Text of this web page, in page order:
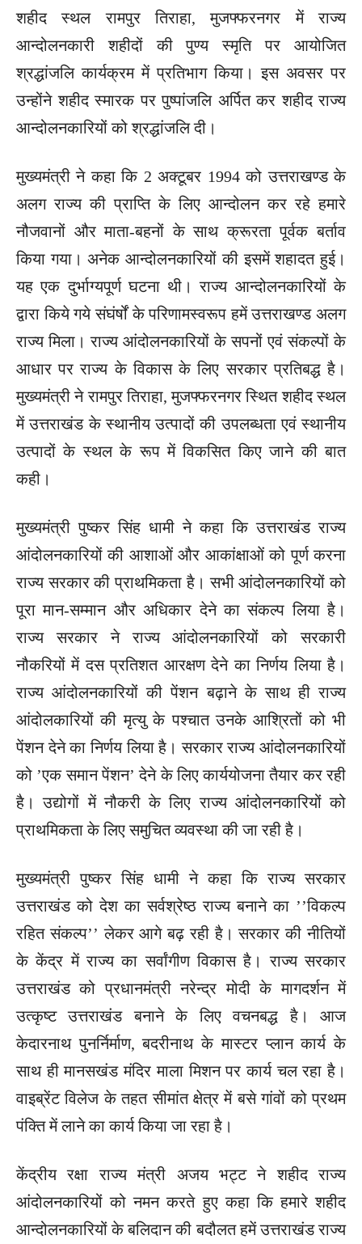
शहीद स्थल रामपुर तिराहा, मुजफ्फरनगर में राज्य
आन्दोलनकारी शहीदों की पुण्य स्मृति पर आयोजित
श्रद्धांजलि कार्यक्रम में प्रतिभाग किया। इस अवसर पर
उन्होंने शहीद स्मारक पर पुष्पांजलि अर्पित कर शहीद राज्य
आन्दोलनकारियों को श्रद्धांजलि दी।
मुख्यमंत्री ने कहा कि 2 अक्टूबर 1994 को उत्तराखण्ड के
अलग राज्य की प्राप्ति के लिए आन्दोलन कर रहे हमारे
नौजवानों और माता-बहनों के साथ क्रूरता पूर्वक बर्ताव
किया गया। अनेक आन्दोलनकारियों की इसमें शहादत हुई।
यह एक दुर्भाग्यपूर्ण घटना थी। राज्य आन्दोलनकारियों के
द्वारा किये गये संघंर्षों के परिणामस्वरूप हमें उत्तराखण्ड अलग
राज्य मिला। राज्य आंदोलनकारियों के सपनों एवं संकल्पों के
आधार पर राज्य के विकास के लिए सरकार प्रतिबद्ध है।
मुख्यमंत्री ने रामपुर तिराहा, मुजफ्फरनगर स्थित शहीद स्थल
में उत्तराखंड के स्थानीय उत्पादों की उपलब्धता एवं स्थानीय
उत्पादों के स्थल के रूप में विकसित किए जाने की बात
कही।
मुख्यमंत्री पुष्कर सिंह धामी ने कहा कि उत्तराखंड राज्य
आंदोलनकारियों की आशाओं और आकांक्षाओं को पूर्ण करना
राज्य सरकार की प्राथमिकता है। सभी आंदोलनकारियों को
पूरा मान-सम्मान और अधिकार देने का संकल्प लिया है।
राज्य सरकार ने राज्य आंदोलनकारियों को सरकारी
नौकरियों में दस प्रतिशत आरक्षण देने का निर्णय लिया है।
राज्य आंदोलनकारियों की पेंशन बढ़ाने के साथ ही राज्य
आंदोलकारियों की मृत्यु के पश्चात उनके आश्रितों को भी
पेंशन देने का निर्णय लिया है। सरकार राज्य आंदोलनकारियों
को ’एक समान पेंशन’ देने के लिए कार्ययोजना तैयार कर रही
है। उद्योगों में नौकरी के लिए राज्य आंदोलनकारियों को
प्राथमिकता के लिए समुचित व्यवस्था की जा रही है।
मुख्यमंत्री पुष्कर सिंह धामी ने कहा कि राज्य सरकार
उत्तराखंड को देश का सर्वश्रेष्ठ राज्य बनाने का ’’विकल्प
रहित संकल्प’’ लेकर आगे बढ़ रही है। सरकार की नीतियों
के केंद्र में राज्य का सर्वांगीण विकास है। राज्य सरकार
उत्तराखंड को प्रधानमंत्री नरेन्द्र मोदी के मागदर्शन में
उत्कृष्ट उत्तराखंड बनाने के लिए वचनबद्ध है। आज
केदारनाथ पुनर्निर्माण, बदरीनाथ के मास्टर प्लान कार्य के
साथ ही मानसखंड मंदिर माला मिशन पर कार्य चल रहा है।
वाइब्रेंट विलेज के तहत सीमांत क्षेत्र में बसे गांवों को प्रथम
पंक्ति में लाने का कार्य किया जा रहा है।
केंद्रीय रक्षा राज्य मंत्री अजय भट्ट ने शहीद राज्य
आंदोलनकारियों को नमन करते हुए कहा कि हमारे शहीद
आन्दोलनकारियों के बलिदान की बदौलत हमें उत्तराखंड राज्य